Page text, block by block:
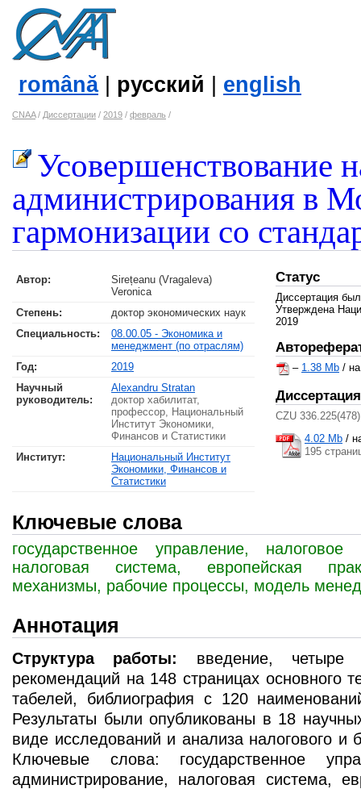
română| русский english
CNAA/ Диссертации / 2019 / февраль /
Усовершенствование
администрирования в
гармонизации со
Автор:
Sirețeanu (Vragaleva)
Veronica
Степень:
доктор экономических наук
Специальность:
08.00.05 - Экономика и
менеджмент (по отраслям)
Год:
2019
Научный
руководитель:
Alexandru Stratan
доктор хабилитат,
профессор, Национальный
Институт Экономики,
Финансов и Статистики
Институт:
Национальный Институт
Экономики, Финансов и
Статистики
Статус
Диссертация
Утверждена
2019
– 1.38 Mb /
Диссертация
CZU 336.225(478)
4.02 Mb /
195
Ключевые слова
государственное управление, налоговое
налоговая система, европейская
механизмы, рабочие процессы, модель
Аннотация
Структура работы:
введение,
рекомендаций на 148 страницах основного
табелей, библиография с 120
Результаты были опубликованы в 18
виде исследований и анализа налогового и
Ключевые слова: государственное
администрирование, налоговая система,